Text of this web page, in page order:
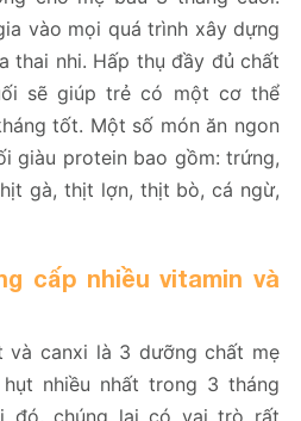
vào mọi quá trình xây dựng
thai nhi. Hấp thụ đầy đủ chất
sẽ giúp trẻ có một cơ thể
tốt. Một số món ăn ngon
giàu protein bao gồm: trứng,
gà, thịt lợn, thịt bò, cá ngừ,
cấp nhiều vitamin và
và canxi là 3 dưỡng chất mẹ
nhiều nhất trong 3 tháng
đó, chúng lại có vai trò rất